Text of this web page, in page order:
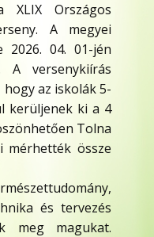
XLIX Országos
A megyei
2026. 04. 01-jén
A versenykiírás
az iskolák 5-
kerüljenek ki a 4
Tolna
mérhették össze
és tervezés
meg magukat.